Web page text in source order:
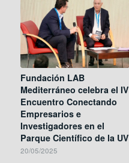
Fundación LAB
Mediterráneo celebra el IV
Encuentro Conectando
Empresarios e
Investigadores en el
Parque Científico de la UV
20/05/2025